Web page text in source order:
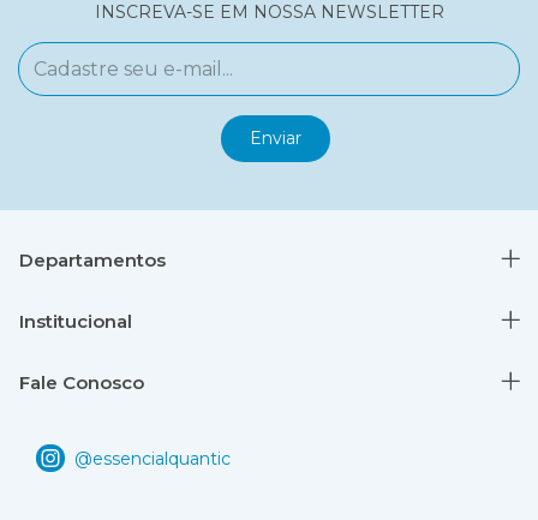
INSCREVA-SE EM NOSSA NEWSLETTER
Departamentos
Institucional
Fale Conosco